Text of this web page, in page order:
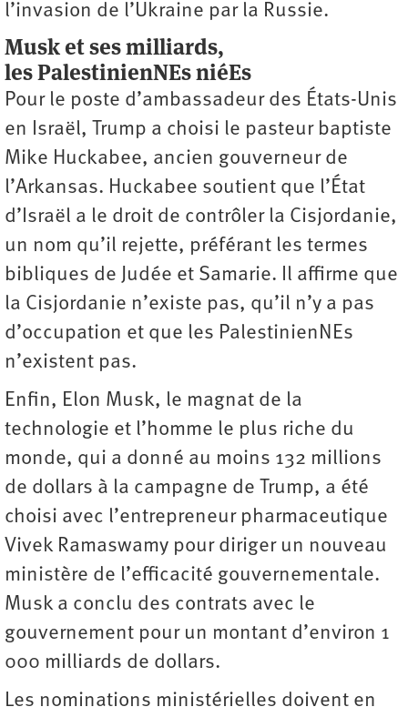
l’invasion de l’Ukraine par la Russie.
Musk et ses milliards,
les PalestinienNEs niéEs
Pour le poste d’ambassadeur des États-Unis
en Israël, Trump a choisi le pasteur baptiste
Mike Huckabee, ancien gouverneur de
l’Arkansas. Huckabee soutient que l’État
d’Israël a le droit de contrôler la Cisjordanie,
un nom qu’il rejette, préférant les termes
bibliques de Judée et Samarie. Il affirme que
la Cisjordanie n’existe pas, qu’il n’y a pas
d’occupation et que les PalestinienNEs
n’existent pas.
Enfin, Elon Musk, le magnat de la
technologie et l’homme le plus riche du
monde, qui a donné au moins 132 millions
de dollars à la campagne de Trump, a été
choisi avec l’entrepreneur pharmaceutique
Vivek Ramaswamy pour diriger un nouveau
ministère de l’efficacité gouvernementale.
Musk a conclu des contrats avec le
gouvernement pour un montant d’environ 1
000 milliards de dollars.
Les nominations ministérielles doivent en